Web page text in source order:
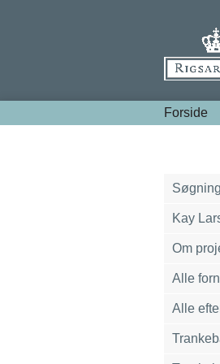
Forside
Søgning
Kay
Om
Alle
Alle